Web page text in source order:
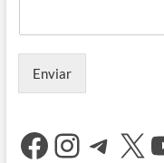
Enviar
Facebook
X